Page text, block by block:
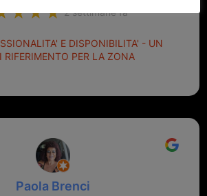
2 settimane fa
E DISPONIBILITA' - UN
RIFERIMENTO PER LA ZONA
Paola Brenci